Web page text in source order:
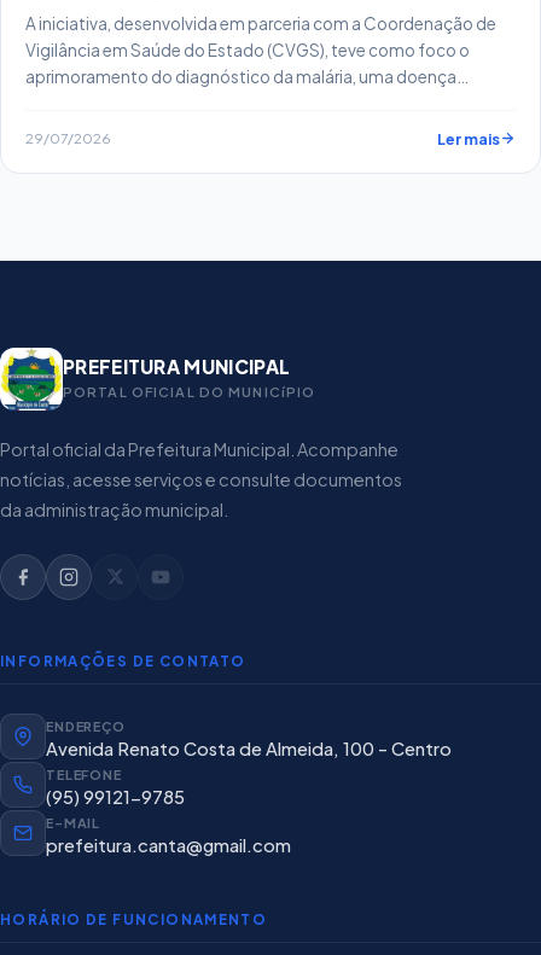
A iniciativa, desenvolvida em parceria com a Coordenação de
Vigilância em Saúde do Estado (CVGS), teve como foco o
aprimoramento do diagnóstico da malária, uma doença
29/07/2026 Ler mais
PREFEITURA MUNICIPAL
PORTAL OFICIAL DO MUNICíPIO
Portal oficial da Prefeitura Municipal. Acompanhe
notícias, acesse serviços e consulte documentos
da administração municipal.
INFORMAÇÕES DE CONTATO
ENDEREÇO
Avenida Renato Costa de Almeida, 100 - Centro
TELEFONE
(95) 99121-9785
E-MAIL
prefeitura.canta@gmail.com
HORÁRIO DE FUNCIONAMENTO